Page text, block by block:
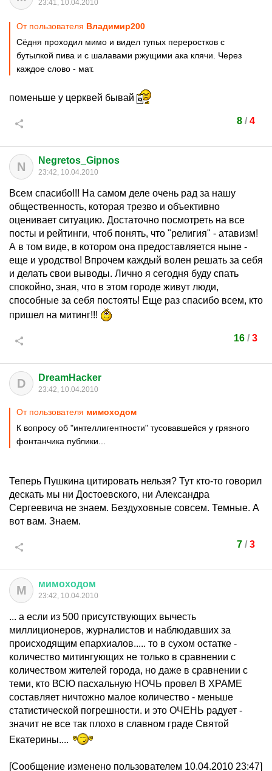
23:41, 10.04.2010
От пользователя Bладимир200
Сёдня проходил мимо и видел тупых переростков с
бутылкой пива и с шалавами ржущими ака клячи. Через
каждое слово - мат.
поменьше у церквей бывай
8/ 4
N Negretos_Gipnos
23:42, 10.04.2010
Всем спасибо!!! На самом деле очень рад за нашу
общественность, которая трезво и объективно
оценивает ситуацию. Достаточно посмотреть на все
посты и рейтинги, чтоб понять, что "религия" - атавизм!
А в том виде, в котором она предоставляется ныне -
еще и уродство! Впрочем каждый волен решать за себя
и делать свои выводы. Лично я сегодня буду спать
спокойно, зная, что в этом городе живут люди,
способные за себя постоять! Еще раз спасибо всем, кто
пришел на митинг!!!
16 / 3
D DreamHacker
23:42, 10.04.2010
От пользователя мимоходом
К вопросу об "интеллигентности" тусовавшейся у грязного
фонтанчика публики...
Теперь Пушкина цитировать нельзя? Тут кто-то говорил
дескать мы ни Достоевского, ни Александра
Сергеевича не знаем. Бездуховные совсем. Темные. А
вот вам. Знаем.
7/ 3
М мимоходом
23:42, 10.04.2010
... а если из 500 присутствующих вычесть
миллиционеров, журналистов и наблюдавших за
происходящим епархиалов..... то в сухом остатке -
количество митингующих не только в сравнении с
количеством жителей города, но даже в сравнении с
теми, кто ВСЮ пасхальную НОЧЬ провел В ХРАМЕ
составляет ничтожно малое количество - меньше
статистической погрешности. и это ОЧЕНЬ радует -
значит не все так плохо в славном граде Святой
Екатерины....
[Сообщение изменено пользователем 10.04.2010 23:47]